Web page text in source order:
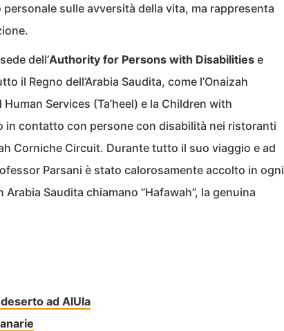
sulle avversità della vita, ma rappresenta
dell’Authority for Persons with Disabilities e
il Regno dell’Arabia Saudita, come l’Onaizah
Services (Ta’heel) e la Children with
in contatto con persone con disabilità nei ristoranti
Corniche Circuit. Durante tutto il suo viaggio e ad
Parsani è stato calorosamente accolto in ogni
Saudita chiamano “Hafawah”, la genuina
ad AlUla